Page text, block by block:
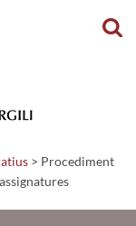
> Procediment